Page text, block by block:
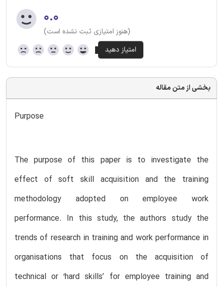
۰.۰
(هنوز امتیازی ثبت نشده است)
بخشی از متن مقاله
Purpose
The purpose of this paper is to investigate the
effect of soft skill acquisition and the training
methodology adopted on employee work
performance. In this study, the authors study the
trends of research in training and work performance in
organisations that focus on the acquisition of
technical or ‘hard skills’ for employee training and